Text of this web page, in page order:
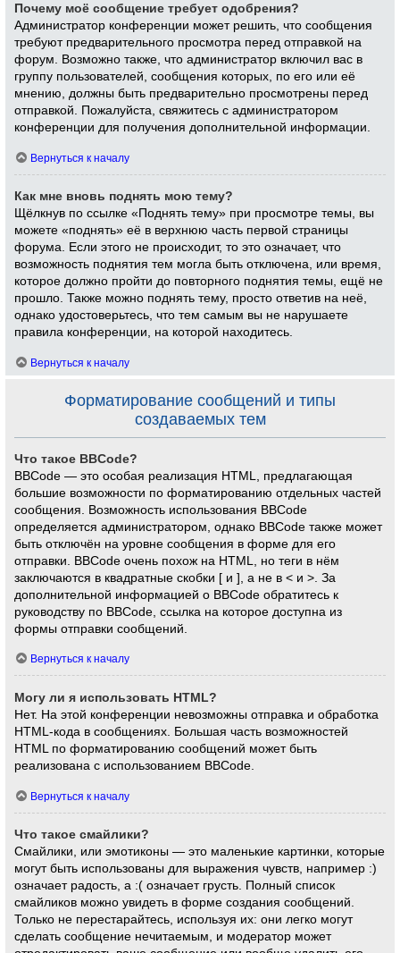
Почему моё сообщение требует одобрения?
Администратор конференции может решить, что сообщения
требуют предварительного просмотра перед отправкой на
форум. Возможно также, что администратор включил вас в
группу пользователей, сообщения которых, по его или её
мнению, должны быть предварительно просмотрены перед
отправкой. Пожалуйста, свяжитесь с администратором
конференции для получения дополнительной информации.
Вернуться к началу
Как мне вновь поднять мою тему?
Щёлкнув по ссылке «Поднять тему» при просмотре темы, вы
можете «поднять» её в верхнюю часть первой страницы
форума. Если этого не происходит, то это означает, что
возможность поднятия тем могла быть отключена, или время,
которое должно пройти до повторного поднятия темы, ещё не
прошло. Также можно поднять тему, просто ответив на неё,
однако удостоверьтесь, что тем самым вы не нарушаете
правила конференции, на которой находитесь.
Вернуться к началу
Форматирование сообщений и типы
создаваемых тем
Что такое BBCode?
BBCode — это особая реализация HTML, предлагающая
большие возможности по форматированию отдельных частей
сообщения. Возможность использования BBCode
определяется администратором, однако BBCode также может
быть отключён на уровне сообщения в форме для его
отправки. BBCode очень похож на HTML, но теги в нём
заключаются в квадратные скобки [ и ], а не в < и >. За
дополнительной информацией о BBCode обратитесь к
руководству по BBCode, ссылка на которое доступна из
формы отправки сообщений.
Вернуться к началу
Могу ли я использовать HTML?
Нет. На этой конференции невозможны отправка и обработка
HTML-кода в сообщениях. Большая часть возможностей
HTML по форматированию сообщений может быть
реализована с использованием BBCode.
Вернуться к началу
Что такое смайлики?
Смайлики, или эмотиконы — это маленькие картинки, которые
могут быть использованы для выражения чувств, например :)
означает радость, а :( означает грусть. Полный список
смайликов можно увидеть в форме создания сообщений.
Только не перестарайтесь, используя их: они легко могут
сделать сообщение нечитаемым, и модератор может